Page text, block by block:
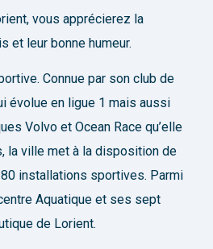
vous apprécierez la
et leur bonne humeur.
Connue par son club de
évolue en ligue 1 mais aussi
Volvo et Ocean Race qu’elle
la ville met à la disposition de
installations sportives. Parmi
Aquatique et ses sept
de Lorient.